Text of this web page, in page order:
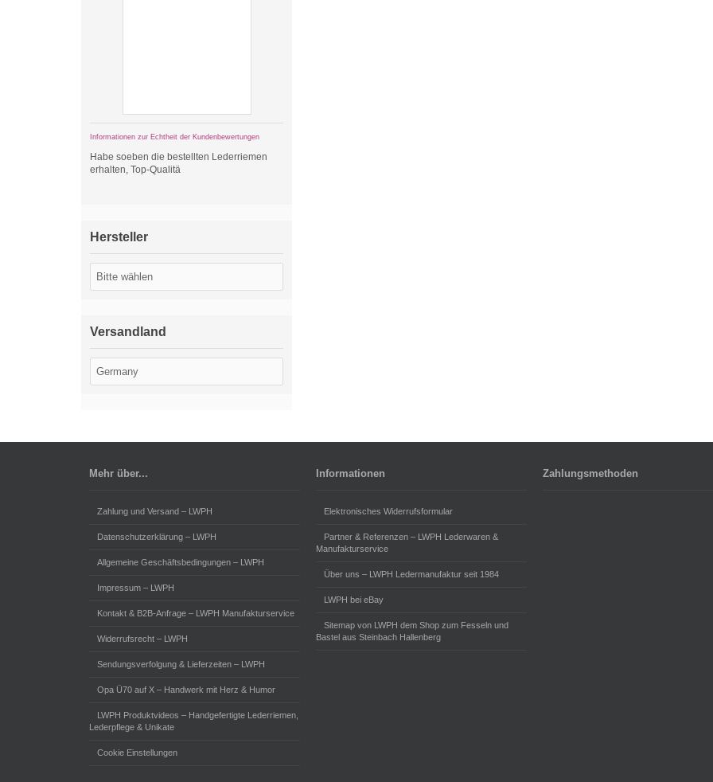
Informationen zur Echtheit der Kundenbewertungen
Habe soeben die bestellten Lederriemen
erhalten, Top-Qualitä
Hersteller
Versandland
Mehr über...
Zahlung und Versand – LWPH
Datenschutzerklärung – LWPH
Allgemeine Geschäftsbedingungen – LWPH
Impressum – LWPH
Kontakt & B2B-Anfrage – LWPH Manufakturservice
Widerrufsrecht – LWPH
Sendungsverfolgung & Lieferzeiten – LWPH
Opa Ü70 auf X – Handwerk mit Herz & Humor
LWPH Produktvideos – Handgefertigte Lederriemen,
Lederpflege & Unikate
Cookie Einstellungen
Informationen
Elektronisches Widerrufsformular
Partner & Referenzen – LWPH Lederwaren &
Manufakturservice
Über uns – LWPH Ledermanufaktur seit 1984
LWPH bei eBay
Sitemap von LWPH dem Shop zum Fesseln und
Bastel aus Steinbach Hallenberg
Zahlungsmethoden